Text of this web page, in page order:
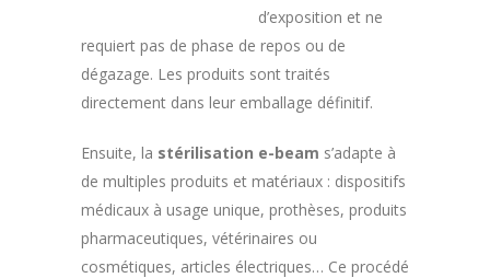
d’exposition et ne
requiert pas de phase de repos ou de
dégazage. Les produits sont traités
directement dans leur emballage définitif.
Ensuite, la stérilisation e-beam s’adapte à
de multiples produits et matériaux : dispositifs
médicaux à usage unique, prothèses, produits
pharmaceutiques, vétérinaires ou
cosmétiques, articles électriques… Ce procédé